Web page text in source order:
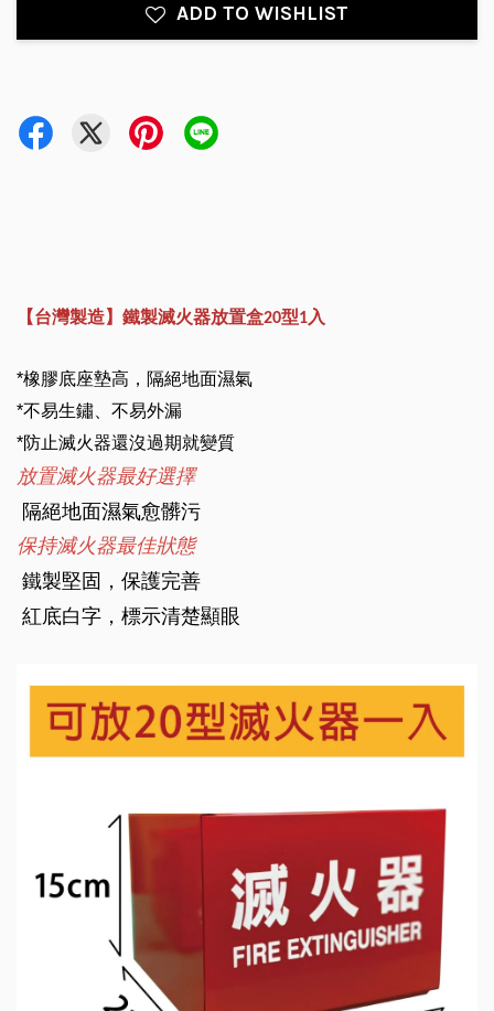
ADD TO WISHLIST
【台灣製造】鐵製滅火器放置盒20型1入
*橡膠底座墊高，隔絕地面濕氣
*不易生鏽、不易外漏
*防止滅火器還沒過期就變質
放置滅火器最好選擇
隔絕地面濕氣愈髒污
保持滅火器最佳狀態
鐵製堅固，保護完善
紅底白字，標示清楚顯眼